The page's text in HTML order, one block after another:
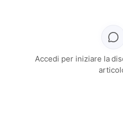
Accedi per iniziare la